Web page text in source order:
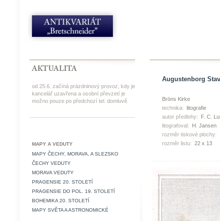
od 25.6. začíná prázdninový provoz, kdy je
kancelář uzavřena a osobní převzetí je
možno pouze po předchozí tel. domluvě
MAPY A VEDUTY
MAPY ČECHY, MORAVA, A SLEZSKO
ČECHY VEDUTY
MORAVA VEDUTY
PRAGENSIE 20. STOLETÍ
PRAGENSIE DO POL. 19. STOLETÍ
BOHEMIKA 20. STOLETÍ
MAPY SVĚTA A ASTRONOMICKÉ
Augustenborg
Bröns Kirke
technika: litografie
autor předlohy:
F. C.
litografoval:
H. Jansen
rozměr tiskové plochy:
rozměr listu: 22 x 13